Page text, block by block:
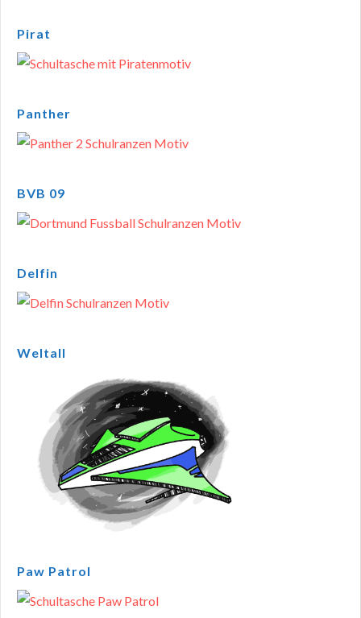
Pirat
Panther
BVB 09
Delfin
Weltall
Paw Patrol